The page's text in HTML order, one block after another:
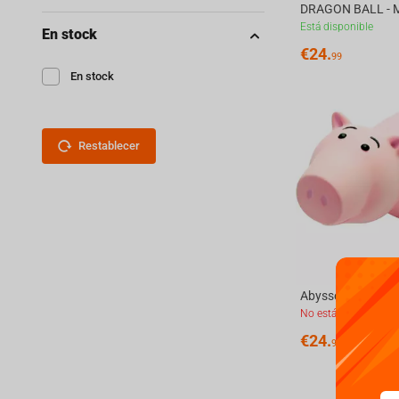
Está disponible
€24.99
No está disponible
€24.99
En stock
En stock
Restablecer